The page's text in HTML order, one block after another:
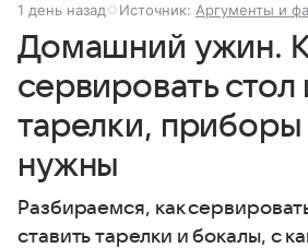
1 день назад Источник: Аргументы и
Домашний ужин.
сервировать стол
тарелки, приборы
нужны
Разбираемся, как
ставить тарелки и бокалы, с